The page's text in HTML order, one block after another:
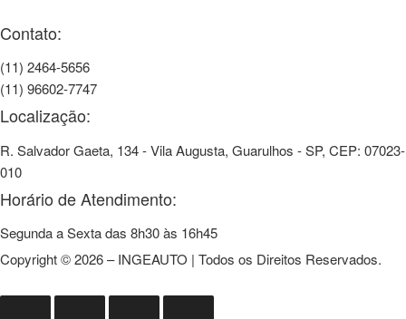
Contato:
(11) 2464-5656
(11) 96602-7747
Localização:
R. Salvador Gaeta, 134 - Vila Augusta, Guarulhos - SP, CEP: 07023-
010
Horário de Atendimento:
Segunda a Sexta das 8h30 às 16h45
Copyright © 2026 – INGEAUTO | Todos os Direitos Reservados.